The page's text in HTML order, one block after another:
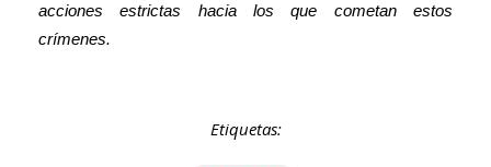
acciones estrictas hacia los que cometan estos
crímenes.
Etiquetas: